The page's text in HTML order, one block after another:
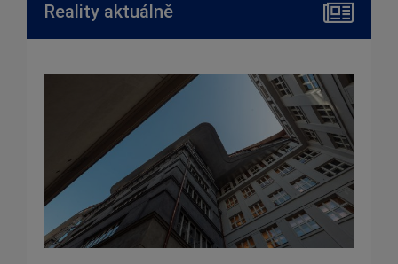
Reality aktuálně